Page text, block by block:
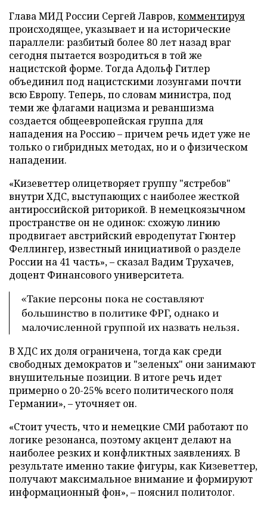
Глава МИД России Сергей Лавров,комментируя
происходящее, указывает и на исторические
параллели: разбитый более 80 лет назад враг
сегодня пытается возродиться в той же
нацистской форме. Тогда Адольф Гитлер
объединил под нацистскими лозунгами почти
всю Европу. Теперь, по словам министра, под
теми же флагами нацизма и реваншизма
создается общеевропейская группа для
нападения на Россию – причем речь идет уже не
только о гибридных методах, но и о физическом
нападении.
«Кизеветтер олицетворяет группу "ястребов"
внутри ХДС, выступающих с наиболее жесткой
антироссийской риторикой. В немецкоязычном
пространстве он не одинок: схожую линию
продвигает австрийский евродепутат Гюнтер
Феллингер, известный инициативой о разделе
России на 41 часть», – сказал Вадим Трухачев,
доцент Финансового университета.
«Такие персоны пока не составляют
большинство в политике ФРГ, однако и
малочисленной группой их назвать нельзя.
В ХДС их доля ограничена, тогда как среди
свободных демократов и "зеленых" они занимают
внушительные позиции. В итоге речь идет
примерно о 20-25% всего политического поля
Германии», – уточняет он.
«Стоит учесть, что и немецкие СМИ работают по
логике резонанса, поэтому акцент делают на
наиболее резких и конфликтных заявлениях. В
результате именно такие фигуры, как Кизеветтер,
получают максимальное внимание и формируют
информационный фон», – пояснил политолог.